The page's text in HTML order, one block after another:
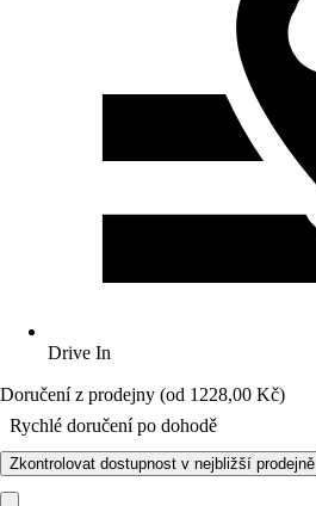
Drive In
Doručení z prodejny (od 1228,00 Kč)
Rychlé doručení po dohodě
Zkontrolovat dostupnost v nejbližší prodejně